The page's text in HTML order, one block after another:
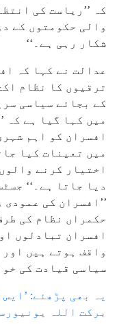
کہ ’’ریاست کی
والی حکومتوں کے
شکار رہی ہے۔‘‘
عدالت نے کہا کہ
ترقیوں کا نظام
کے بجائے سیاسی
میں کہا گیا ہے کہ
افسران کو اہم
میں تعینات کیا
اختیار کرنے
دیا جاتا ہے۔‘‘
’’افسران کی
حکمراں نظام کی
افسران تبادلوں
واقف ہوتے ہیں
سیاسی قیادت کی
یہ بھی پڑھئے:
برکت اللہ